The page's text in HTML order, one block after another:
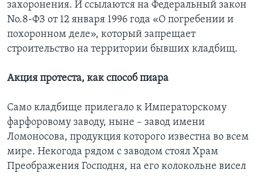
захоронения. И ссылаются на Федеральный закон
No.8-ФЗ от 12 января 1996 года «О погребении и
похоронном деле», который запрещает
строительство на территории бывших кладбищ.
Акция протеста, как способ пиара
Само кладбище прилегало к Императорскому
фарфоровому заводу, ныне – завод имени
Ломоносова, продукция которого известна во всем
мире. Некогода рядом с заводом стоял Храм
Преображения Господня, на его колокольне висел